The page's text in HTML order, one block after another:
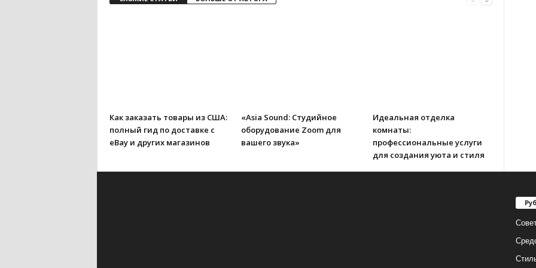
Как заказать товары из США:
полный гид по доставке с
eBay и других магазинов
«Asia Sound: Студийное
оборудование Zoom для
вашего звука»
Идеальная отделка
комнаты:
профессиональные услуги
для создания уюта и стиля